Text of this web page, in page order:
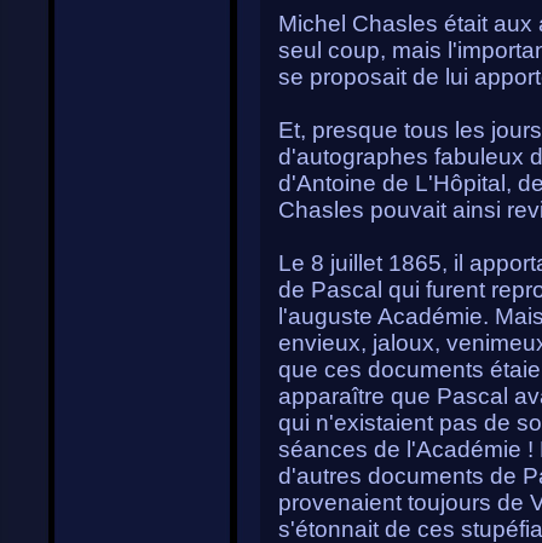
Michel Chasles était aux
seul coup, mais
se proposait de lui
Et, presque tous les
d'autographes fabuleux
d'Antoine de L'Hôpital,
Chasles pouvait ainsi
Le 8 juillet 1865, il
de Pascal qui furent
l'auguste Académie.
envieux, jaloux,
que ces documents
apparaître que Pascal
qui n'existaient pas de
séances de l'Académie
d'autres documents de
provenaient toujours de
s'étonnait de ces